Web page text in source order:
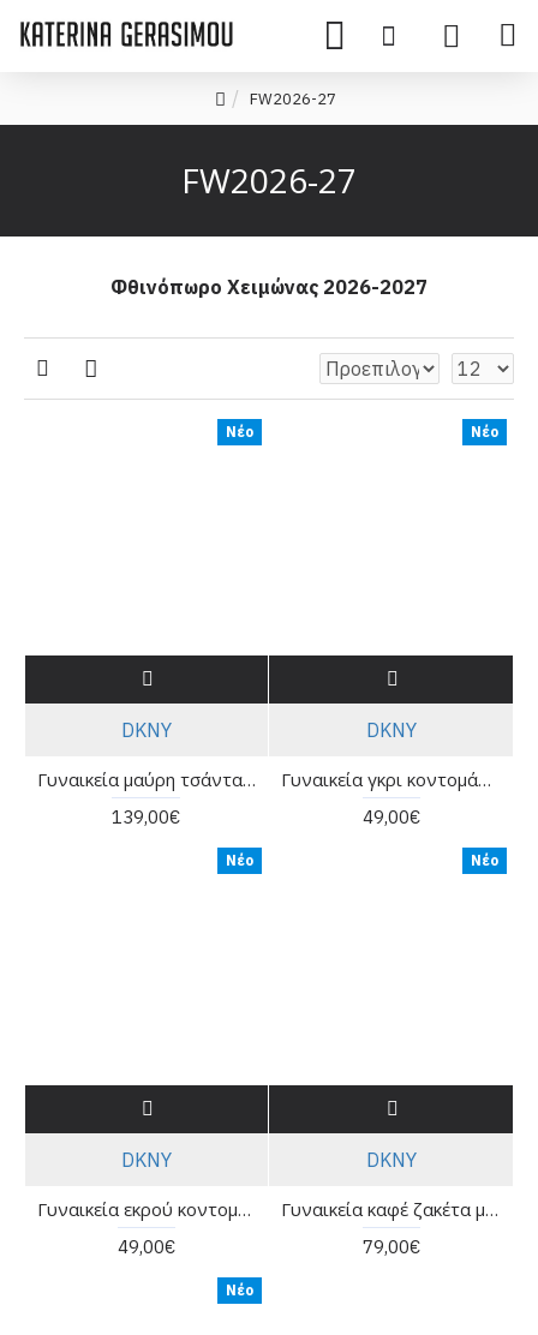
FW2026-27
FW2026-27
Φθινόπωρο Χειμώνας 2026-2027
Νέο
DKNY
Γυναικεία μαύρη τσάντα χιαστί - DKNY Rocco R62CAR49
139,00€
Νέο
DKNY
Γυναικεία γκρι κοντομάνικη μπλούζα με λογότυπο - DKNY DP6T1731
49,00€
Νέο
DKNY
Γυναικεία εκρού κοντομάνικη μπλούζα με λογότυπο - DKNY DP6T1731
49,00€
Νέο
DKNY
Γυναικεία καφέ ζακέτα με κουκούλα - DKNY DP6J9767
79,00€
Νέο